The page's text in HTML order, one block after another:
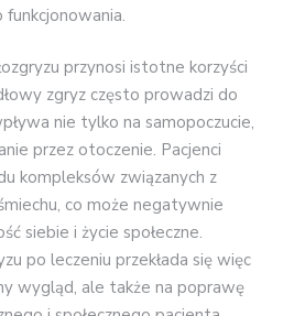
przynosi istotne korzyści
zgryz często prowadzi do
nie tylko na samopoczucie,
przez otoczenie. Pacjenci
kompleksów związanych z
co może negatywnie
siebie i życie społeczne.
po leczeniu przekłada się więc
wygląd, ale także na poprawę